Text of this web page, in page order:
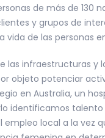
de más de 130
y grupos de
de las personas
infraestructuras y
objeto potenciar
en Australia, un
identificamos
local a la vez